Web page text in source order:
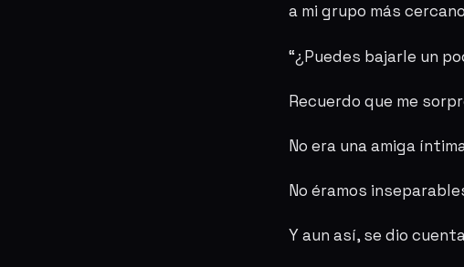
a mi grupo más
“¿Puedes bajarle un
Recuerdo que me
No era una amiga
No éramos
Y aun así, se dio